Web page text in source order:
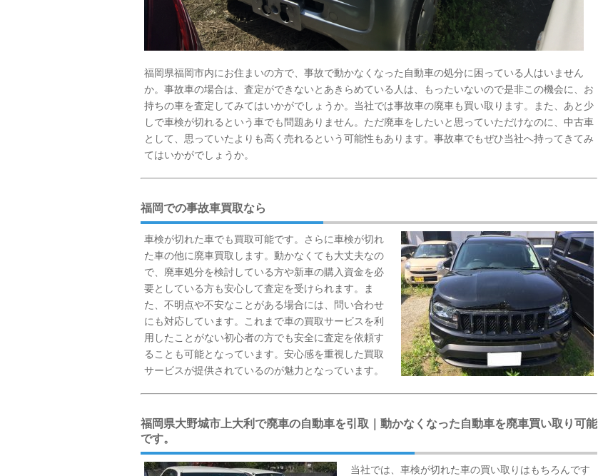
福岡県福岡市内にお住まいの方で、事故で動かなくなった自動車の処分に困っている人はいません
か。事故車の場合は、査定ができないとあきらめている人は、もったいないので是非この機会に、お
持ちの車を査定してみてはいかがでしょうか。当社では事故車の廃車も買い取ります。また、あと少
しで車検が切れるという車でも問題ありません。ただ廃車をしたいと思っていただけなのに、中古車
として、思っていたよりも高く売れるという可能性もあります。事故車でもぜひ当社へ持ってきてみ
てはいかがでしょうか。
福岡での事故車買取なら
車検が切れた車でも買取可能です。さらに車検が切れ
た車の他に廃車買取します。動かなくても大丈夫なの
で、廃車処分を検討している方や新車の購入資金を必
要としている方も安心して査定を受けられます。ま
た、不明点や不安なことがある場合には、問い合わせ
にも対応しています。これまで車の買取サービスを利
用したことがない初心者の方でも安全に査定を依頼す
ることも可能となっています。安心感を重視した買取
サービスが提供されているのが魅力となっています。
福岡県大野城市上大利で廃車の自動車を引取｜動かなくなった自動車を廃車買い取り可能
です。
当社では、車検が切れた車の買い取りはもちろんです